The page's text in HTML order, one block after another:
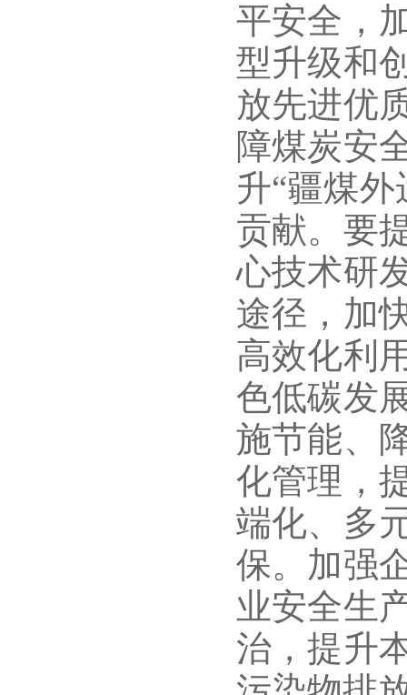
平安全，
型升级和
放先进优
障煤炭安
升“疆煤
贡献。要
心技术研
途径，加
高效化利
色低碳发
施节能、
化管理，
端化、多
保。加强
业安全生
治，提升